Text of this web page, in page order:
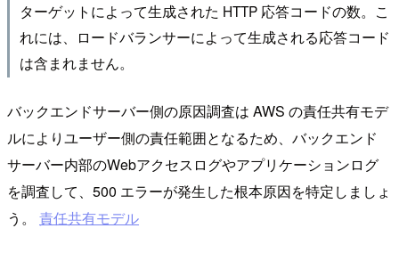
ターゲットによって生成された HTTP 応答コードの数。こ
れには、ロードバランサーによって生成される応答コード
は含まれません。
バックエンドサーバー側の原因調査は AWS の責任共有モデ
ルによりユーザー側の責任範囲となるため、バックエンド
サーバー内部のWebアクセスログやアプリケーションログ
を調査して、500 エラーが発生した根本原因を特定しましょ
う。 責任共有モデル